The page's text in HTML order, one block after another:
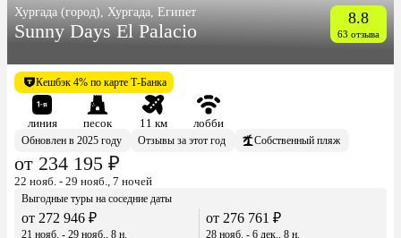
Хургада (город), Хургада, Египет
Sunny Days El Palacio
8.8
63 отзыва
Кешбэк 4% по карте Т-Банка
линия песок 11 км
лобби
Обновлен в 2025 году
Отзывы за этот год Собственный пляж
от 234 195 ₽
22 нояб. - 29 нояб., 7 ночей
Выгодные туры на соседние даты
от 272 946 ₽
21 нояб. - 29 нояб., 8 н.
от 276 761 ₽
28 нояб. - 6 дек., 8 н.